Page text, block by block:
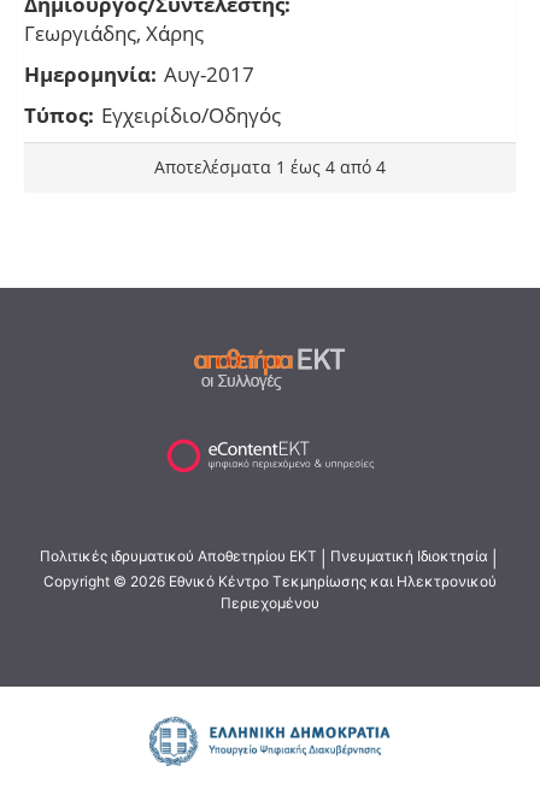
Γεωργιάδης, Χάρης
Ημερομηνία: Αυγ-2017
Τύπος: Εγχειρίδιο/Οδηγός
Αποτελέσματα 1 έως 4 από 4